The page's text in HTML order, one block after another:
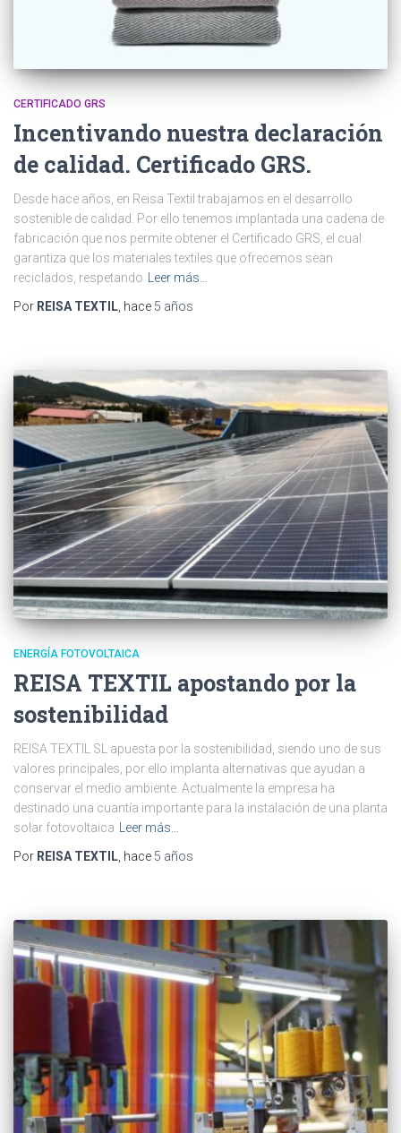
CERTIFICADO GRS
Incentivando nuestra declaración
de calidad. Certificado GRS.
Desde hace años, en Reisa Textil trabajamos en el desarrollo
sostenible de calidad. Por ello tenemos implantada una cadena de
fabricación que nos permite obtener el Certificado GRS, el cual
garantiza que los materiales textiles que ofrecemos sean
reciclados, respetando
Leer más…
Por REISA TEXTIL , hace 5 años
ENERGÍA FOTOVOLTAICA
REISA TEXTIL apostando por la
sostenibilidad
REISA TEXTIL SL apuesta por la sostenibilidad, siendo uno de sus
valores principales, por ello implanta alternativas que ayudan a
conservar el medio ambiente. Actualmente la empresa ha
destinado una cuantía importante para la instalación de una planta
solar fotovoltaica Leer más…
Por REISA TEXTIL, hace 5 años